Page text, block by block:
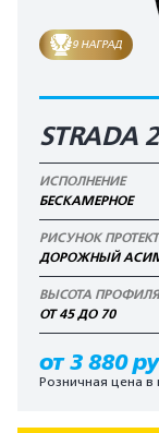
9 НАГРАД
STRADA
ИСПОЛНЕНИЕ
БЕСКАМЕРНОЕ
РИСУНОК
ДОРОЖНЫЙ
ВЫСОТА ПРОФИЛЯ
ОТ 45 ДО 70
от 3 880
Розничная цена в